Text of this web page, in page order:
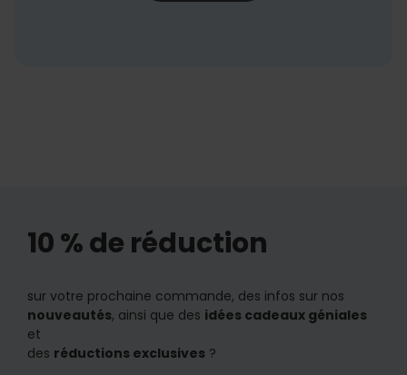
10 % de réduction
sur votre prochaine commande, des infos sur nos
nouveautés, ainsi que des idées cadeaux géniales
et
des réductions exclusives ?